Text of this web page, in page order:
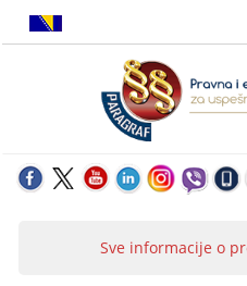
Sve informacije o